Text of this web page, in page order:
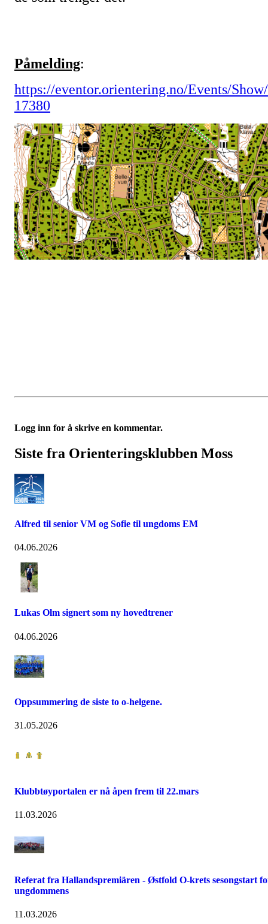
Påmelding:
https://eventor.orientering.no/Events/Show/
17380
Logg inn for å skrive en kommentar.
Siste fra Orienteringsklubben Moss
Alfred til senior VM og Sofie til ungdoms EM
04.06.2026
Lukas Olm signert som ny hovedtrener
04.06.2026
Oppsummering de siste to o-helgene.
31.05.2026
Klubbtøyportalen er nå åpen frem til 22.mars
11.03.2026
Referat fra Hallandspremiären - Østfold O-krets sesongstart
ungdommens
11.03.2026